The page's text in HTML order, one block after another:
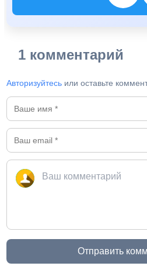
1 комментарий
Авторизуйтесь или оставьте
Отправить